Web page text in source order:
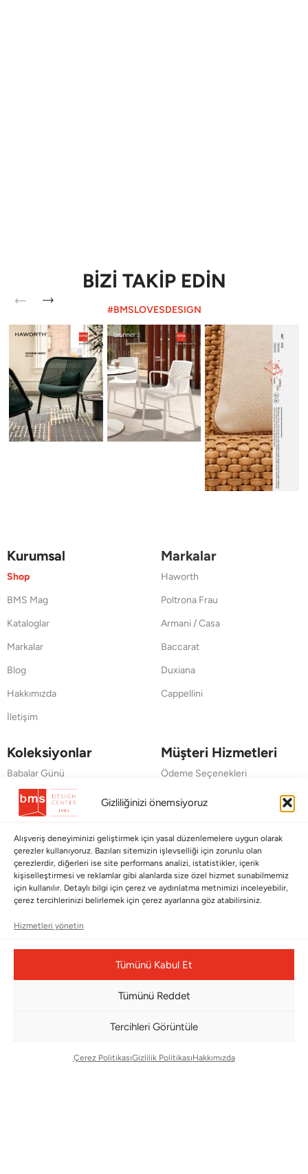
Gizliliğinizi önemsiyoruz
Alışveriş deneyiminizi geliştirmek için yasal düzenlemelere uygun olarak
çerezler kullanıyoruz. Bazıları sitemizin işlevselliği için zorunlu olan
çerezlerdir, diğerleri ise site performans analizi, istatistikler, içerik
kişiselleştirmesi ve reklamlar gibi alanlarda size özel hizmet sunabilmemiz
için kullanılır. Detaylı bilgi için çerez ve aydınlatma metnimizi inceleyebilir,
çerez tercihlerinizi belirlemek için çerez ayarlarına göz atabilirsiniz.
Hizmetleri yönetin
Tümünü Kabul Et
Tümünü Reddet
Tercihleri Görüntüle
Çerez PolitikasıGizlilik PolitikasıHakkımızda
BİZİ TAKİP EDİN
#BMSLOVESDESIGN
Kurumsal
Shop
BMS Mag
Kataloglar
Markalar
Blog
Hakkımızda
İletişim
Markalar
Haworth
Poltrona Frau
Armani / Casa
Baccarat
Duxiana
Cappellini
Koleksiyonlar
Babalar Günü
Anneler Günü
Sevgililer Günü
Saraylardan Evinize
Wedding
Pet Collection
Müşteri Hizmetleri
Ödeme Seçenekleri
Kargolama ve Teslimat
İade Politikası
Kullanım Koşulları
KVKK
Hata Bildirim Formu
BÜLTENİMİZE ABONE OLUN
Kayıt olun ve fırsatlardan ilk siz yararlanın!